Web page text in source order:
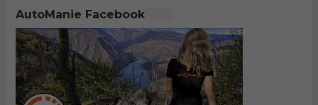
AutoManie Facebook